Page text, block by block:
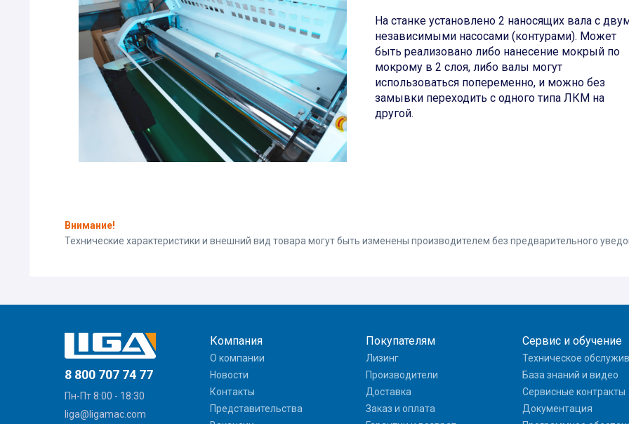
На станке установлено 2 наносящих вала с
независимыми насосами (контурами). Может
быть реализовано либо нанесение мокрый по
мокрому в 2 слоя, либо валы могут
использоваться попеременно, и можно без
замывки переходить с одного типа ЛКМ на
другой.
Внимание!
Технические характеристики и внешний вид товара могут быть изменены производителем без предварительного
8 800 707 74 77
Пн-Пт 8:00 - 18:30
liga@ligamac.com
Компания
О компании
Новости
Контакты
Представительства
Покупателям
Лизинг
Производители
Доставка
Заказ и оплата
Сервис и обучение
Техническое
База знаний и видео
Сервисные контракты
Документация